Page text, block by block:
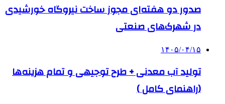
صدور دو هفته‌ای مجوز ساخت نیروگاه خورشیدی
در شهرک‌های صنعتی
۱۴۰۵/۰۴/۱۵
تولید آب معدنی + طرح توجیهی و تمام هزینه‌ها
(راهنمای کامل )